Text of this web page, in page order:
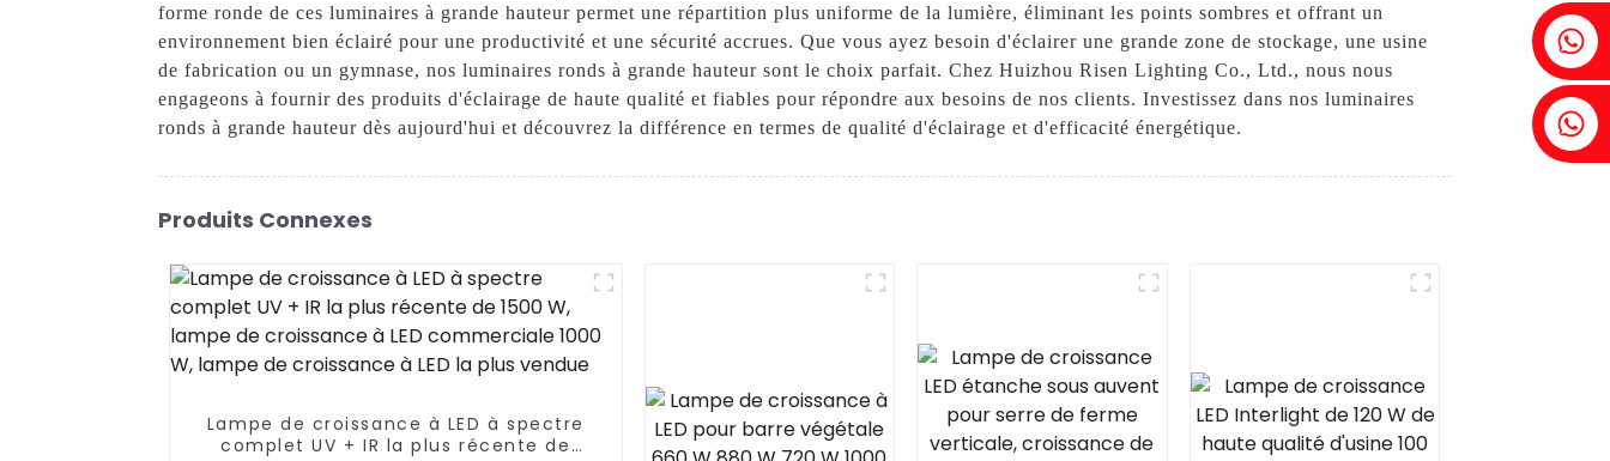
Lierre : +86 18607522355
forme ronde de ces luminaires à grande hauteur permet une répartition plus uniforme de la lumière, éliminant les points sombres et offrant un
environnement bien éclairé pour une productivité et une sécurité accrues. Que vous ayez besoin d'éclairer une grande zone de stockage, une usine
de fabrication ou un gymnase, nos luminaires ronds à grande hauteur sont le choix parfait. Chez Huizhou Risen Lighting Co., Ltd., nous nous
engageons à fournir des produits d'éclairage de haute qualité et fiables pour répondre aux besoins de nos clients. Investissez dans nos luminaires
ronds à grande hauteur dès aujourd'hui et découvrez la différence en termes de qualité d'éclairage et d'efficacité énergétique.
Produits Connexes
Lampe de croissance à LED à spectre
complet UV + IR la plus récente de